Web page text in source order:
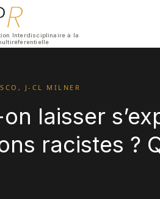
Interdisciplinaire à la
J-CL MILNER
laisser
racistes ?